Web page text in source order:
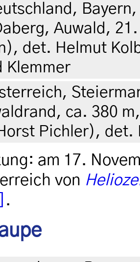
Auwald,
det. Helmut
Klemmer
ca. 380
Pichler), det.
am 17.
von
.